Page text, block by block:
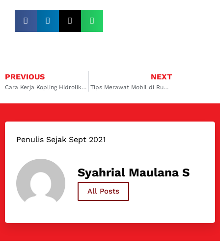
PREVIOUS
Cara Kerja Kopling Hidrolik Yang Perlu Anda Tahu!
NEXT
Tips Merawat Mobil di Rumah Tanpa Harus ke Bengkel!
Penulis Sejak Sept 2021
Syahrial Maulana S
All Posts